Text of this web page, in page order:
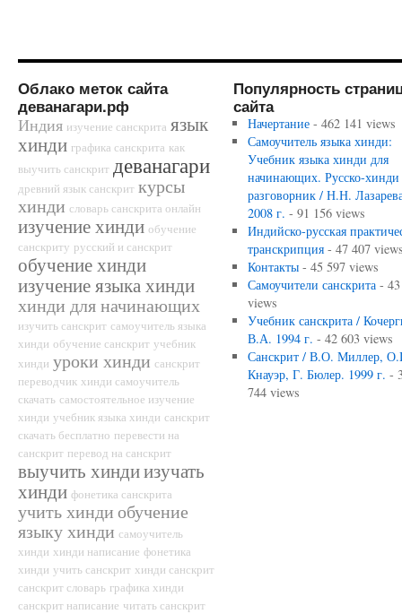
Облако меток сайта
деванагари.рф
Индия изучение санскрита язык
хинди графика санскрита как
выучить санскрит деванагари
древний язык санскрит курсы
хинди словарь санскрита онлайн
изучение хинди обучение
санскриту русский и санскрит
обучение хинди
изучение языка хинди
хинди для начинающих
изучить санскрит самоучитель языка
хинди обучение санскрит учебник
хинди уроки хинди санскрит
переводчик хинди самоучитель
скачать самостоятельное изучение
хинди учебник языка хинди санскрит
скачать бесплатно перевести на
санскрит перевод на санскрит
выучить хиндиизучать
хинди фонетика санскрита
учить хиндиобучение
языку хинди самоучитель
хинди хинди написание фонетика
хинди учить санскрит хинди санскрит
санскрит словарь графика хинди
санскрит написание читать санскрит
Популярность
сайта
Начертание- 462 141 views
Самоучитель языка хинди:
Учебник языка хинди для
начинающих. Русско-хинди
разговорник / Н.Н.
2008 г. - 91 156 views
Индийско-русская
транскрипция- 47 407
Контакты- 45 597 views
Самоучители санскрита- 43
views
Учебник санскрита /
В.А. 1994 г. - 42 603 views
Санскрит / В.О. Миллер,
Кнауэр, Г. Бюлер. 1999 г. -
744 views